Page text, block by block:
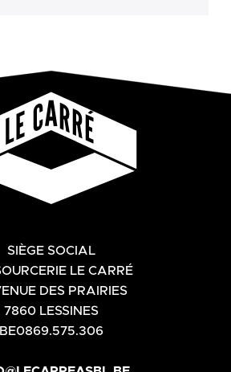
SIÈGE SOCIAL
LE CARRÉ
DES PRAIRIES
7860 LESSINES
BE0869.575.306